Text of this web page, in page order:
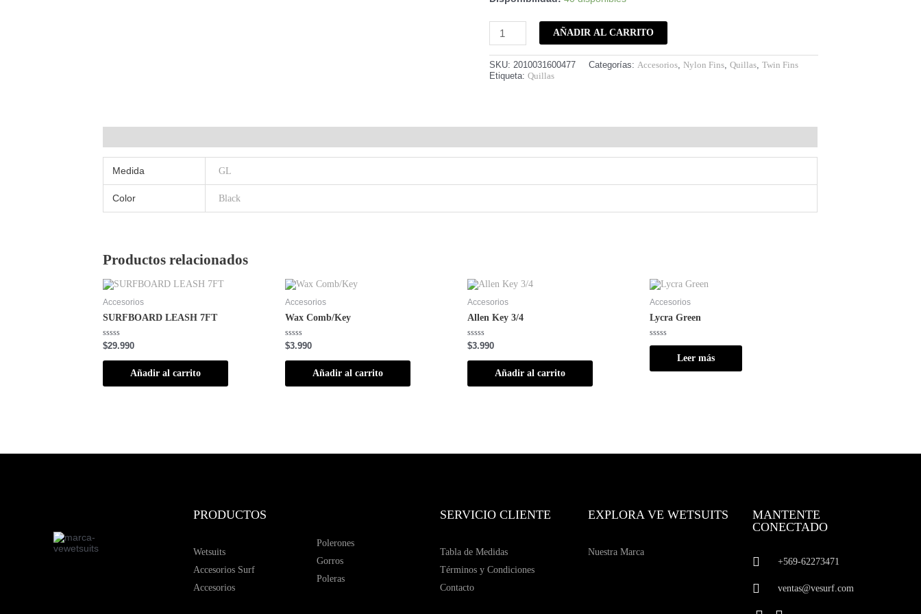
AÑADIR AL CARRITO
SKU: 2010031600477 Categorías: Accesorios, Nylon Fins, Quillas, Twin Fins
Etiqueta: Quillas
Medida GL
Color Black
Productos relacionados
Accesorios
SURFBOARD LEASH 7FT
Valorado
con
0
$29.990
Añadir al carrito
Accesorios
Wax Comb/Key
Valorado
con
0
$3.990
Añadir al carrito
Accesorios
Allen Key 3/4
Valorado
con
0
$3.990
Añadir al carrito
Accesorios
Lycra Green
Valorado
de
Leer más
PRODUCTOS
Wetsuits
Accesorios Surf
Accesorios
Polerones
Gorros
Poleras
SERVICIO CLIENTE
Tabla de Medidas
Términos y Condiciones
Contacto
EXPLORA VE WETSUITS
Nuestra Marca
MANTENTE
CONECTADO
+569-62273471
ventas@vesurf.com